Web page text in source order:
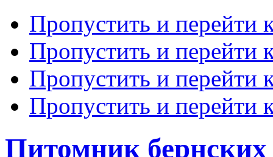
Пропустить и перейти
Пропустить и перейти
Пропустить и перейти
Пропустить и перейти
Питомник бернских